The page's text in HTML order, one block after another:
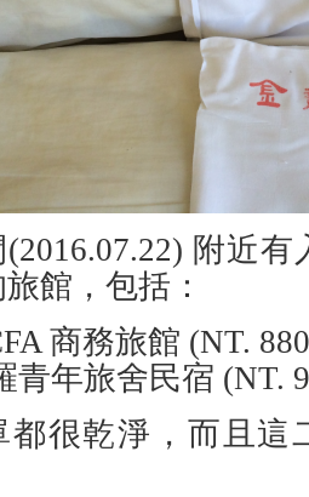
附近
館，包括：
商務旅館 (NT.
青年旅舍民宿 (NT.
都很乾淨，而且這